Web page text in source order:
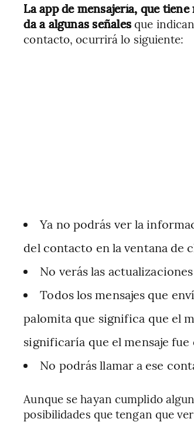
La app de mensajería, que
da a algunas señalesque
contacto, ocurrirá lo siguiente:
Ya no podrás ver la
del contacto en la ventana de
No verás las
Todos los mensajes que
palomita que significa que el
significaría que el mensaje fue
No podrás llamar a ese
Aunque se hayan cumplido
posibilidades que tengan que